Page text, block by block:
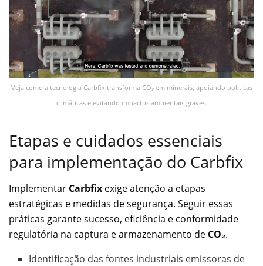
Veja como a tecnologia Carbfix transforma CO₂ em minerais, apoiando políticas
climáticas e evitando impactos ambientais graves.
Etapas e cuidados essenciais
para implementação do Carbfix
Implementar Carbfix exige atenção a etapas
estratégicas e medidas de segurança. Seguir essas
práticas garante sucesso, eficiência e conformidade
regulatória na captura e armazenamento de CO₂.
Identificação das fontes industriais emissoras de